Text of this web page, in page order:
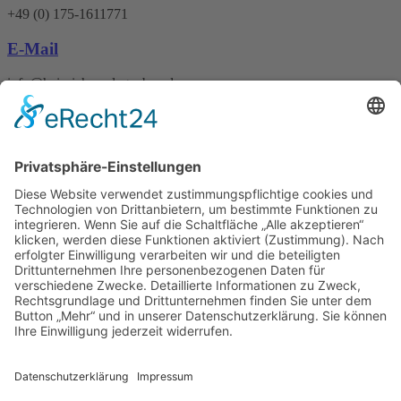
+49 (0) 175-1611771
E-Mail
info@heinrichs-anlagenbau.de
Wir benötigen Ihre
Zustimmung, um den
Google Maps-Service zu
laden!
Wir verwenden einen Service eines
Drittanbieters, um Karteninhalte
einzubetten. Dieser Service kann
Daten zu Ihren Aktivitäten
sammeln. Bitte lesen Sie die Details
Nutzung des Service zu, um diese